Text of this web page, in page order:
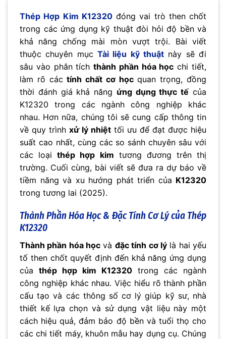
Thép Hợp Kim K12320đóng vai trò then chốt
trong các ứng dụng kỹ thuật đòi hỏi độ bền và
khả năng chống mài mòn vượt trội. Bài viết
thuộc chuyên mục Tài liệu kỹ thuật này sẽ đi
sâu vào phân tíchthành phần hóa học chi tiết,
làm rõ cáctính chất cơ họcquan trọng, đồng
thời đánh giá khả năng ứng dụng thực tế của
K12320 trong các ngành công nghiệp khác
nhau. Hơn nữa, chúng tôi sẽ cung cấp thông tin
về quy trình xử lý nhiệt tối ưu để đạt được hiệu
suất cao nhất, cùng các so sánh chuyên sâu với
các loạithép hợp kim tương đương trên thị
trường. Cuối cùng, bài viết sẽ đưa ra dự báo về
tiềm năng và xu hướng phát triển của K12320
trong tương lai (2025).
Thành Phần Hóa Học & Đặc Tính Cơ Lý của Thép
K12320
Thành phần hóa học và đặc tính cơ lýlà hai yếu
tố then chốt quyết định đến khả năng ứng dụng
của thép hợp kim K12320 trong các ngành
công nghiệp khác nhau. Việc hiểu rõ thành phần
cấu tạo và các thông số cơ lý giúp kỹ sư, nhà
thiết kế lựa chọn và sử dụng vật liệu này một
cách hiệu quả, đảm bảo độ bền và tuổi thọ cho
các chi tiết máy, khuôn mẫu hay dụng cụ. Chúng